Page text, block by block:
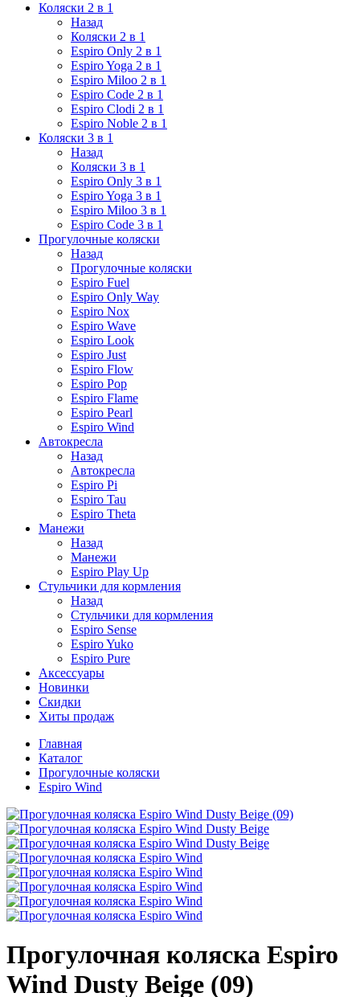
Коляски 2 в 1
Назад
Коляски 2 в 1
Espiro Only 2 в 1
Espiro Yoga 2 в 1
Espiro Miloo 2 в 1
Espiro Code 2 в 1
Espiro Clodi 2 в 1
Espiro Noble 2 в 1
Коляски 3 в 1
Назад
Коляски 3 в 1
Espiro Only 3 в 1
Espiro Yoga 3 в 1
Espiro Miloo 3 в 1
Espiro Code 3 в 1
Прогулочные коляски
Назад
Прогулочные коляски
Espiro Fuel
Espiro Only Way
Espiro Nox
Espiro Wave
Espiro Look
Espiro Just
Espiro Flow
Espiro Pop
Espiro Flame
Espiro Pearl
Espiro Wind
Автокресла
Назад
Автокресла
Espiro Pi
Espiro Tau
Espiro Theta
Манежи
Назад
Манежи
Espiro Play Up
Стульчики для кормления
Назад
Стульчики для кормления
Espiro Sense
Espiro Yuko
Espiro Pure
Аксессуары
Новинки
Скидки
Хиты продаж
Главная
Каталог
Прогулочные коляски
Espiro Wind
Прогулочная коляска Espiro
Wind Dusty Beige (09)